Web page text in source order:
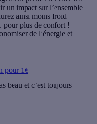
un impact sur l’ensemble
ainsi moins froid
pour plus de confort !
de l’énergie et
pour 1€
beau et c’est toujours